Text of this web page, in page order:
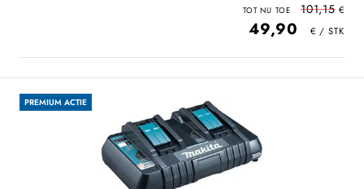
101,15
49,90
PREMIUM ACTIE